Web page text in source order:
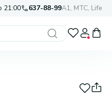
21:00 637-88-99A1, МТС, Life